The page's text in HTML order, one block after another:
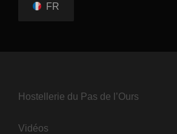
FR
Hostellerie du Pas de l’Ours
Vidéos